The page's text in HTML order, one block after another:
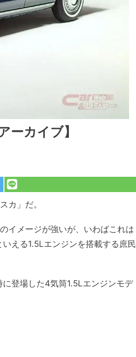
ーカイブ】
カ」だ。
イメージが強いが、いわばこれは
える1.5Lエンジンを搭載する庶民
登場した4気筒1.5Lエンジンモデ